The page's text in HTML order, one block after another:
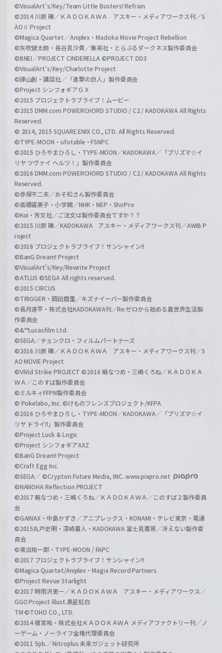
©VisualArt's/Key/Team Little Busters! Refrain
©2014 川原 礫／ＫＡＤＯＫＡＷＡ アスキー・メディアワークス刊／S
AOⅡ Project
©Magica Quartet／Aniplex・Madoka Movie Project Rebellion
©矢吹健太朗・長谷見沙貴／集英社・とらぶるダークネス製作委員会
©BNEI／PROJECT CINDERELLA ©PROJECT DD3
©VisualArt's/Key/Charlotte Project
©諫山創・講談社／「進撃の巨人」製作委員会
©Project シンフォギアＧＸ
©2015 プロジェクトラブライブ！ムービー
©2015 DMM.com POWERCHORD STUDIO / C2 / KADOKAWA All Rights
Reserved.
© 2014, 2015 SQUARE ENIX CO., LTD. All Rights Reserved.
©TYPE-MOON・ufotable・FSNPC
©2015 ひろやまひろし・TYPE-MOON／KADOKAWA／「プリズマ☆イ
リヤ ツヴァイ ヘルツ！」製作委員会
©2016 DMM.com POWERCHORD STUDIO / C2 / KADOKAWA All Rights
Reserved.
©赤塚不二夫／おそ松さん製作委員会
©高橋留美子・小学館／NHK・NEP・ShoPro
©Koi・芳文社／ご注文は製作委員会ですか？？
©2015 川原 礫／KADOKAWA アスキー・メディアワークス刊／AWIB P
roject
©2016 プロジェクトラブライブ！サンシャイン!!
©BanG Dream! Project
©VisualArt's/Key/Rewrite Project
©ATLUS ©SEGA All rights reserved.
©2015 CIRCUS
©TRIGGER・岡田麿里／キズナイーバー製作委員会
©長月達平・株式会社KADOKAWA刊／Re:ゼロから始める異世界生活製
作委員会
©&™Lucasfilm Ltd.
©SEGA／チェンクロ・フィルムパートナーズ
©2016 川原 礫／ＫＡＤＯＫＡＷＡ アスキー・メディアワークス刊／S
AO MOVIE Project
©ViVid Strike PROJECT ©2016 暁なつめ・三嶋くろね／ＫＡＤＯＫＡ
ＷＡ／このすば製作委員会
©ミルキィFFPN製作委員会
© Pokelabo, Inc. ©けものフレンズプロジェクト/KFPA
©2016 ひろやまひろし・TYPE-MOON／KADOKAWA／「プリズマ☆イ
リヤ ドライ!!」製作委員会
©Project Luck & Logic
©Project シンフォギアAXZ
©BanG Dream! Project
©Craft Egg Inc.
©SEGA／ ©Crypton Future Media, INC. www.piapro.net
©NANOHA Reflection PROJECT
©2017 暁なつめ・三嶋くろね／ＫＡＤＯＫＡＷＡ／このすば２製作委員
会
©GAINAX・中島かずき／アニプレックス・KONAMI・テレビ東京・電通
©2015丸戸史明・深崎暮人・KADOKAWA 富士見書房／冴えない製作委
員会
©東出祐一郎・TYPE-MOON / FAPC
©2017 プロジェクトラブライブ！サンシャイン!!
©Magica Quartet/Aniplex・Magia Record Partners
©Project Revue Starlight
©2017 時雨沢恵一／ＫＡＤＯＫＡＷＡ アスキー・メディアワークス／
GGO Project illust.黒星紅白
TM ©TOHO CO., LTD.
©2014 榎宮祐・株式会社ＫＡＤＯＫＡＷＡ メディアファクトリー刊／ノ
ーゲーム・ノーライフ全権代理委員会
©2011 5pb.／Nitroplus 未来ガジェット研究所